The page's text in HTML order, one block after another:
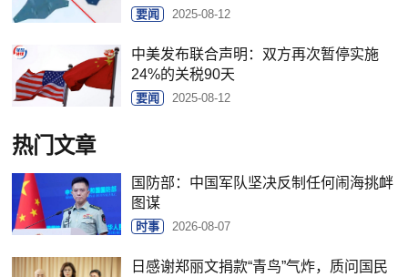
要闻 2025-08-12
中美发布联合声明：双方再次暂停实施
24%的关税90天
要闻 2025-08-12
热门文章
国防部：中国军队坚决反制任何闹海挑衅
图谋
时事 2026-08-07
日感谢郑丽文捐款“青鸟”气炸，质问国民